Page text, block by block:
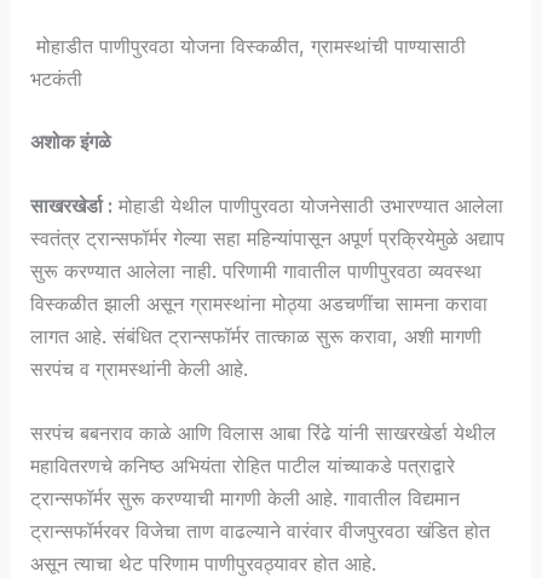
मोहाडीत पाणीपुरवठा योजना विस्कळीत, ग्रामस्थांची पाण्यासाठी
भटकंती
अशोक इंगळे
साखरखेर्डा : मोहाडी येथील पाणीपुरवठा योजनेसाठी उभारण्यात आलेला
स्वतंत्र ट्रान्सफॉर्मर गेल्या सहा महिन्यांपासून अपूर्ण प्रक्रियेमुळे अद्याप
सुरू करण्यात आलेला नाही. परिणामी गावातील पाणीपुरवठा व्यवस्था
विस्कळीत झाली असून ग्रामस्थांना मोठ्या अडचणींचा सामना करावा
लागत आहे. संबंधित ट्रान्सफॉर्मर तात्काळ सुरू करावा, अशी मागणी
सरपंच व ग्रामस्थांनी केली आहे.
सरपंच बबनराव काळे आणि विलास आबा रिंढे यांनी साखरखेर्डा येथील
महावितरणचे कनिष्ठ अभियंता रोहित पाटील यांच्याकडे पत्राद्वारे
ट्रान्सफॉर्मर सुरू करण्याची मागणी केली आहे. गावातील विद्यमान
ट्रान्सफॉर्मरवर विजेचा ताण वाढल्याने वारंवार वीजपुरवठा खंडित होत
असून त्याचा थेट परिणाम पाणीपुरवठ्यावर होत आहे.